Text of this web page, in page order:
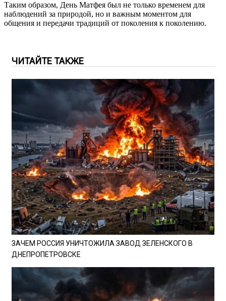
Таким образом, День Матфея был не только временем для
наблюдений за природой, но и важным моментом для
общения и передачи традиций от поколения к поколению.
ЧИТАЙТЕ ТАКЖЕ
ЗАЧЕМ РОССИЯ УНИЧТОЖИЛА ЗАВОД ЗЕЛЕНСКОГО В
ДНЕПРОПЕТРОВСКЕ